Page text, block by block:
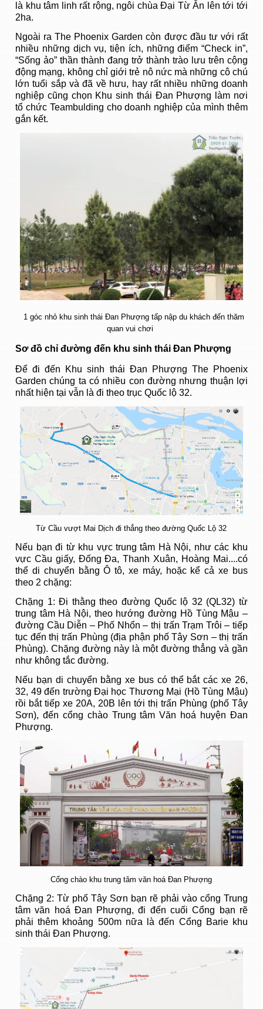
là khu tâm linh rất rộng, ngôi chùa Đại Từ Ân lên tới tới
2ha.
Ngoài ra The Phoenix Garden còn được đầu tư với rất
nhiều những dịch vụ, tiện ích, những điểm “Check in”,
“Sống ảo” thần thành đang trở thành trào lưu trên cộng
động mạng, không chỉ giới trẻ nô nức mà những cô chú
lớn tuổi sắp và đã về hưu, hay rất nhiều những doanh
nghiệp cũng chọn Khu sinh thái Đan Phượng làm nơi
tổ chức Teambulding cho doanh nghiệp của mình thêm
gắn kết.
1 góc nhỏ khu sinh thái Đan Phượng tấp nập du khách đến thăm
quan vui chơi
Sơ đồ chỉđường đến khu sinh thái Đan Phượng
Để đi đến Khu sinh thái Đan Phượng The Phoenix
Garden chúng ta có nhiều con đường nhưng thuận lợi
nhất hiện tại vẫn là đi theo trục Quốc lộ 32.
Từ Cầu vượt Mai Dịch đi thẳng theo đường Quốc Lộ 32
Nếu bạn đi từ khu vực trung tâm Hà Nội, như các khu
vực Cầu giấy, Đống Đa, Thanh Xuân, Hoàng Mai....có
thể di chuyển bằng Ô tô, xe máy, hoặc kể cả xe bus
theo 2 chặng:
Chặng 1: Đi thằng theo đường Quốc lộ 32 (QL32) từ
trung tâm Hà Nội, theo hướng đường Hồ Tùng Mậu –
đường Cầu Diễn – Phố Nhổn – thị trấn Trạm Trôi – tiếp
tục đến thị trấn Phùng (địa phận phố Tây Sơn – thị trấn
Phùng). Chặng đường này là một đường thẳng và gần
như không tắc đường.
Nếu bạn di chuyển bằng xe bus có thể bắt các xe 26,
32, 49 đến trường Đại học Thương Mại (Hồ Tùng Mậu)
rồi bắt tiếp xe 20A, 20B lên tới thị trấn Phùng (phố Tây
Sơn), đến cổng chào Trung tâm Văn hoá huyện Đan
Phượng.
Cổng chào khu trung tâm văn hoá Đan Phượng
Chặng 2: Từ phố Tây Sơn bạn rẽ phải vào cổng Trung
tâm văn hoá Đan Phượng, đi đến cuối Cổng bạn rẽ
phải thêm khoảng 500m nữa là đến Cổng Barie khu
sinh thái Đan Phượng.